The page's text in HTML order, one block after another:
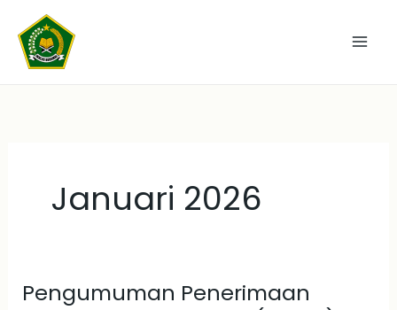
Lewati
konten
Januari 2026
Pengumuman Penerimaan
Pengumuman